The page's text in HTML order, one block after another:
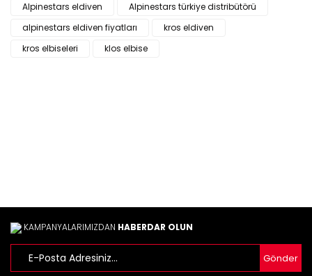
Yorum Yaz
Ürün resmi kalitesiz, bozuk veya görüntülenemiyor.
Ürün açıklamasında eksik bilgiler bulunuyor.
Alpinestars eldiven
Alpinestars türkiye distribütörü
alpinestars eldiven fiyatları
kros eldiven
kros elbiseleri
klos elbise
KAMPANYALARIMIZDAN HABERDAR OLUN
Gönder